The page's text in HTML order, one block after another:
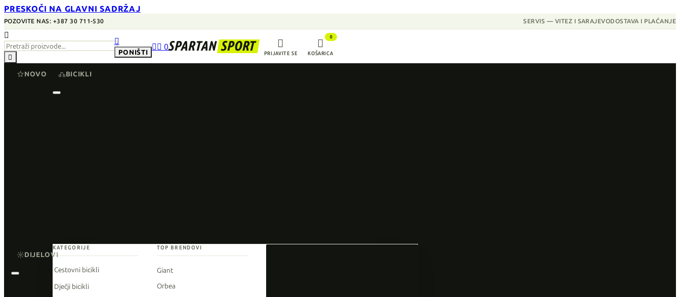
PRESKOČI NA GLAVNI SADRŽAJ
POZOVITE NAS: +387 30 711-530 SERVIS — VITEZ I SARAJEVODOSTAVA I PLAĆANJE
SPARTAN SPORT



PONIŠTI

PRIJAVITE SE

KOŠARICA
0
 0
NOVO BICIKLI
KATEGORIJE
Cestovni bicikli
Dječji bicikli
TOP BRENDOVI
Giant
Orbea
DIJELOVI